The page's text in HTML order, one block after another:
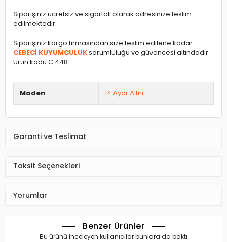
Siparişiniz ücretsiz ve sigortalı olarak adresinize teslim
edilmektedir.
Siparişiniz kargo firmasından size teslim edilene kadar
CEBECİ KUYUMCULUKsorumluluğu ve güvencesi altındadır.
Ürün kodu:C.448
Maden 14 Ayar Altın
Garanti ve Teslimat
Taksit Seçenekleri
Yorumlar
Benzer Ürünler
Bu ürünü inceleyen kullanıcılar bunlara da baktı